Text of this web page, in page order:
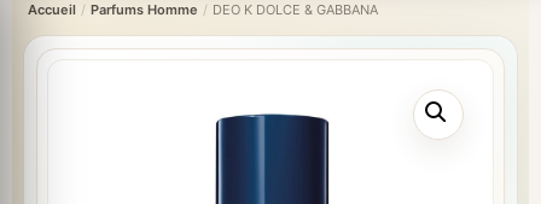
Accueil / Parfums Homme / DEO K DOLCE & GABBANA